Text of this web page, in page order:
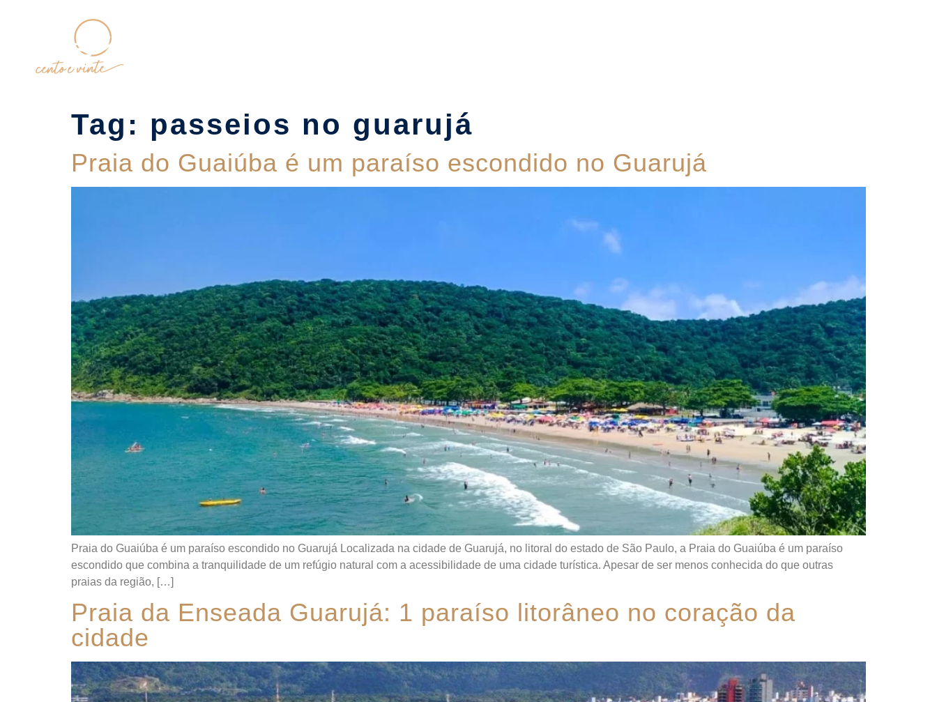
Tag: passeios no guarujá
Praia do Guaiúba é um paraíso escondido no Guarujá
Praia do Guaiúba é um paraíso escondido no Guarujá Localizada na cidade de Guarujá, no litoral do estado de São Paulo, a Praia do Guaiúba é um paraíso
escondido que combina a tranquilidade de um refúgio natural com a acessibilidade de uma cidade turística. Apesar de ser menos conhecida do que outras
praias da região, […]
Praia da Enseada Guarujá: 1 paraíso litorâneo no coração da
cidade